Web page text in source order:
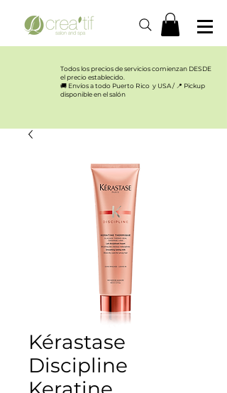
Todos los precios de servicios comienzan DESDE
el precio establecido.​
🚚 Envíos a todo Puerto Rico y USA / 📍 Pickup
disponible en el salón
Kérastase
Discipline